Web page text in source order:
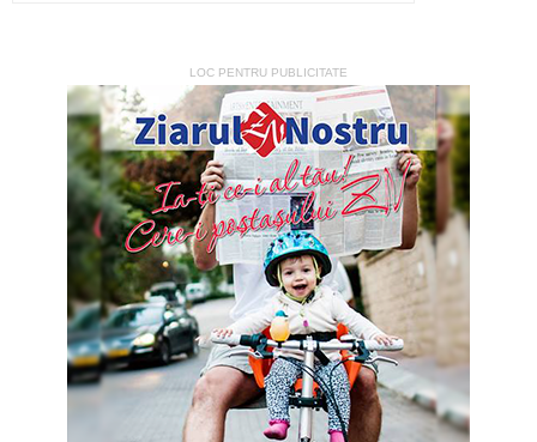
LOC PENTRU PUBLICITATE